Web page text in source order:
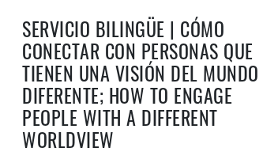
SERVICIO BILINGÜE | CÓMO
CONECTAR CON PERSONAS QUE
TIENEN UNA VISIÓN DEL MUNDO
DIFERENTE; HOW TO ENGAGE
PEOPLE WITH A DIFFERENT
WORLDVIEW